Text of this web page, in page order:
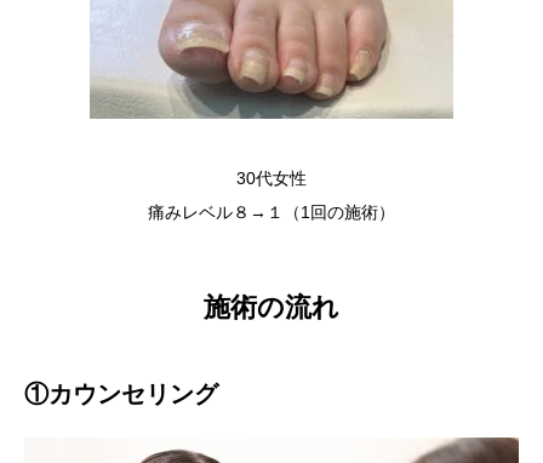
30代女性
痛みレベル８→１（1回の施術）
施術の流れ
①カウンセリング